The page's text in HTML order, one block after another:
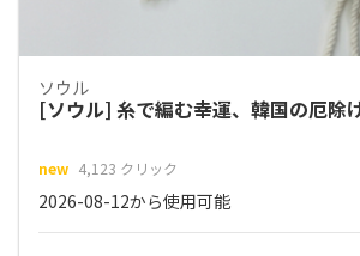
ソウル
[ソウル] 糸で編む幸運、韓国の厄除
new 4,123 クリック
2026-08-12から使用可能